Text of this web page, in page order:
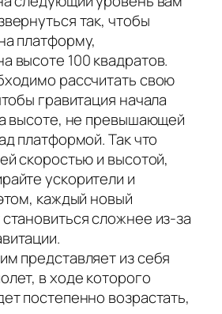
так, чтобы
платформу,
высоте 100 квадратов.
рассчитать свою
гравитация начала
высоте, не превышающей
платформой. Так что
скоростью и высотой,
ускорители и
каждый новый
сложнее из-за
представляет из себя
в ходе которого
постепенно возрастать,